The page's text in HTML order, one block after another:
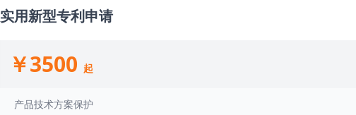
实用新型专利申请
￥3500 起
产品技术方案保护